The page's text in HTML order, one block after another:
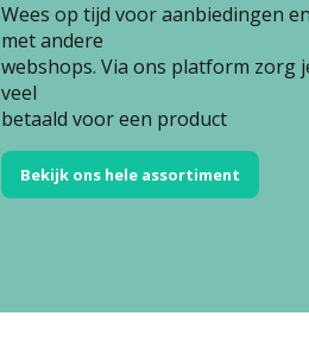
Wees op tijd voor aanbiedingen
met andere
webshops. Via ons platform zorg
veel
betaald voor een product
Bekijk ons hele assortiment